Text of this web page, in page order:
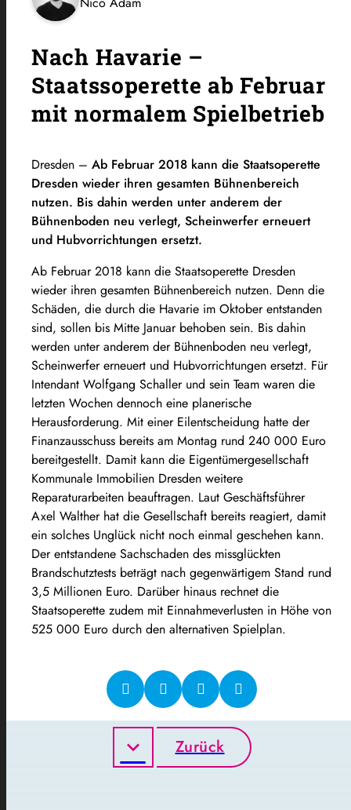
Nach Havarie –
Staatssoperette ab Februar
mit normalem Spielbetrieb
Dresden – Ab Februar 2018 kann die Staatsoperette
Dresden wieder ihren gesamten Bühnenbereich
nutzen. Bis dahin werden unter anderem der
Bühnenboden neu verlegt, Scheinwerfer erneuert
und Hubvorrichtungen ersetzt.
Ab Februar 2018 kann die Staatsoperette Dresden
wieder ihren gesamten Bühnenbereich nutzen. Denn die
Schäden, die durch die Havarie im Oktober entstanden
sind, sollen bis Mitte Januar behoben sein. Bis dahin
werden unter anderem der Bühnenboden neu verlegt,
Scheinwerfer erneuert und Hubvorrichtungen ersetzt. Für
Intendant Wolfgang Schaller und sein Team waren die
letzten Wochen dennoch eine planerische
Herausforderung. Mit einer Eilentscheidung hatte der
Finanzausschuss bereits am Montag rund 240 000 Euro
bereitgestellt. Damit kann die Eigentümergesellschaft
Kommunale Immobilien Dresden weitere
Reparaturarbeiten beauftragen. Laut Geschäftsführer
Axel Walther hat die Gesellschaft bereits reagiert, damit
ein solches Unglück nicht noch einmal geschehen kann.
Der entstandene Sachschaden des missglückten
Brandschutztests beträgt nach gegenwärtigem Stand rund
3,5 Millionen Euro. Darüber hinaus rechnet die
Staatsoperette zudem mit Einnahmeverlusten in Höhe von
525 000 Euro durch den alternativen Spielplan.
Zurück